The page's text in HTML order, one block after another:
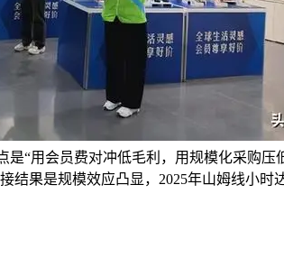
“用会员费对冲低毛利，用规模化采购压
结果是规模效应凸显，2025年山姆线小时